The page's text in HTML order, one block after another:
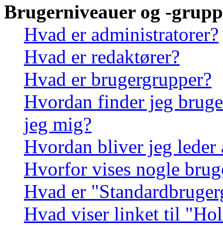
Brugerniveauer og -
Hvad er administratorer?
Hvad er redaktører?
Hvad er brugergrupper?
Hvordan finder jeg
jeg mig?
Hvordan bliver jeg leder
Hvorfor vises nogle
Hvad er
Hvad viser linket til